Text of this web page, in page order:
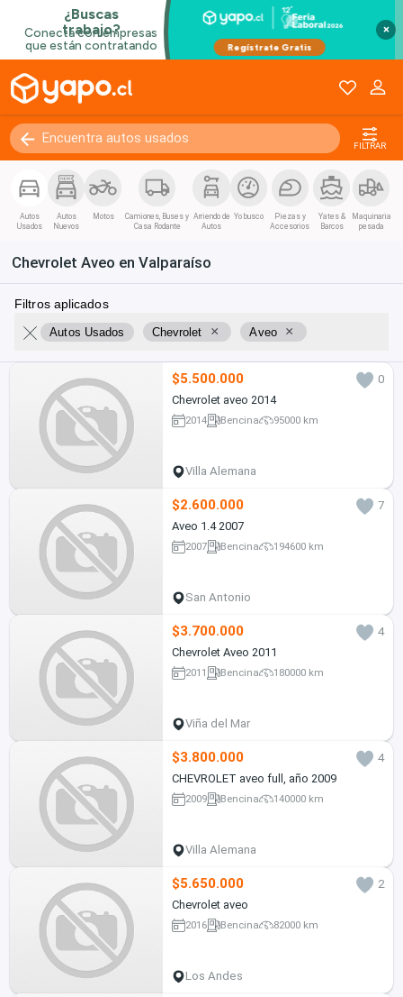
×
FILTRAR
Autos
Usados
Autos
Nuevos
Motos
Camiones, Buses y
Casa Rodante
Arriendo de
Autos
Yo busco
Piezas y
Accesorios
Yates &
Barcos
Maquinaria
pesada
Chevrolet Aveo en Valparaíso
Filtros aplicados
Autos Usados Chevrolet × Aveo ×
$5.500.000
0
Chevrolet aveo 2014
2014 Bencina 95000 km
Villa Alemana
$2.600.000
7
Aveo 1.4 2007
2007 Bencina 194600 km
San Antonio
$3.700.000
4
Chevrolet Aveo 2011
2011 Bencina 180000 km
Viña del Mar
$3.800.000
4
CHEVROLET aveo full, año 2009
2009 Bencina 140000 km
Villa Alemana
$5.650.000
2
Chevrolet aveo
2016 Bencina 82000 km
Los Andes